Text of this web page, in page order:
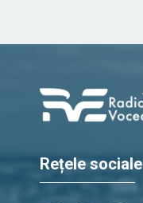
Rețele sociale